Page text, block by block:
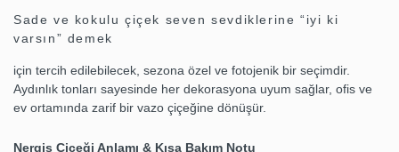
Sade ve kokulu çiçek seven sevdiklerine “iyi ki
varsın” demek
için tercih edilebilecek, sezona özel ve fotojenik bir seçimdir.
Aydınlık tonları sayesinde her dekorasyona uyum sağlar, ofis ve
ev ortamında zarif bir vazo çiçeğine dönüşür.
Nergis Çiçeği Anlamı & Kısa Bakım Notu